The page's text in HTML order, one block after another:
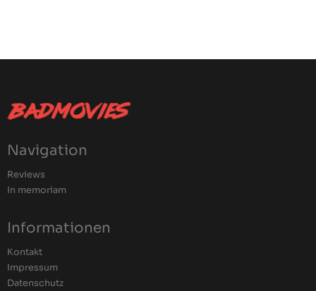
Navigation
Reviews
In memoriam
Informationen
Kontakt
Impressum
Datenschutz